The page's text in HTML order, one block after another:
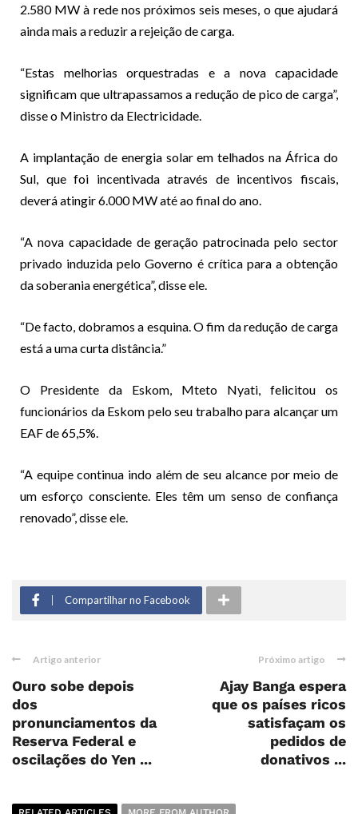
2.580 MW à rede nos próximos seis meses, o que ajudará
ainda mais a reduzir a rejeição de carga.
“Estas melhorias orquestradas e a nova capacidade
significam que ultrapassamos a redução de pico de carga”,
disse o Ministro da Electricidade.
A implantação de energia solar em telhados na África do
Sul, que foi incentivada através de incentivos fiscais,
deverá atingir 6.000 MW até ao final do ano.
“A nova capacidade de geração patrocinada pelo sector
privado induzida pelo Governo é crítica para a obtenção
da soberania energética”, disse ele.
“De facto, dobramos a esquina. O fim da redução de carga
está a uma curta distância.”
O Presidente da Eskom, Mteto Nyati, felicitou os
funcionários da Eskom pelo seu trabalho para alcançar um
EAF de 65,5%.
“A equipe continua indo além de seu alcance por meio de
um esforço consciente. Eles têm um senso de confiança
renovado”, disse ele.
Compartilhar no Facebook
Artigo anterior
Ouro sobe depois
dos
pronunciamentos da
Reserva Federal e
oscilações do Yen ...
Próximo artigo
Ajay Banga espera
que os países ricos
satisfaçam os
pedidos de
donativos ...